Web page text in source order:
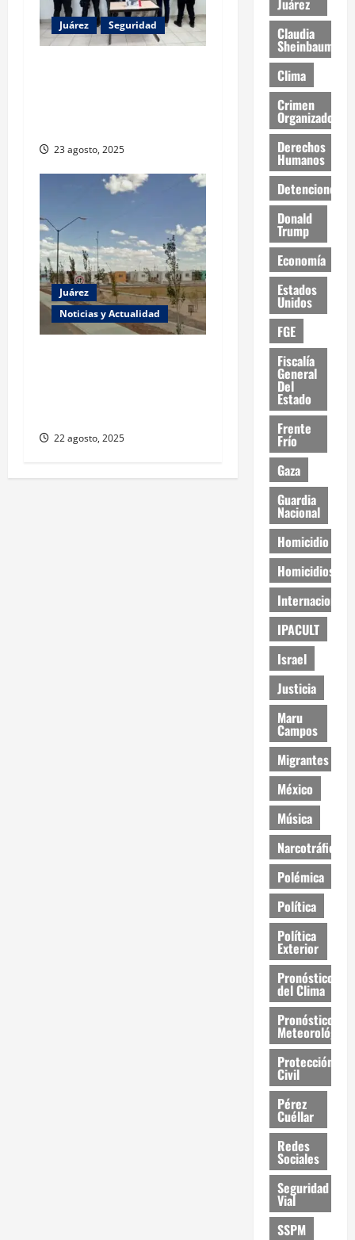
Juárez Seguridad
23 agosto, 2025
Juárez
Noticias y Actualidad
22 agosto, 2025
Juárez
Claudia
Sheinbaum
Clima
Crimen
Organizado
Derechos
Humanos
Detenciones
Donald
Trump
Economía
Estados
Unidos
FGE
Fiscalía
General
Del
Estado
Frente
Frío
Gaza
Guardia
Nacional
Homicidio
Homicidios
Internacional
IPACULT
Israel
Justicia
Maru
Campos
Migrantes
México
Música
Narcotráfico
Polémica
Política
Política
Exterior
Pronóstico
del Clima
Pronóstico
Meteorológico
Protección
Civil
Pérez
Cuéllar
Redes
Sociales
Seguridad
Vial
SSPM